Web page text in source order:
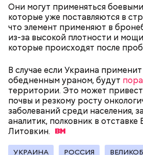
Они могут применяться
которые уже поставляются в
что элемент применяют в
из-за высокой плотности и
которые происходят после
В случае если Украина
обедненным ураном, будут
территории. Это может
почвы и резкому росту
заболеваний среди населения,
аналитик, полковник в отставке
Литовкин.
УКРАИНА РОССИЯ
— Для группы из пяти человек
обойдется в пределах 340
(около 10311 рублей по ЦБ РФ — п
уточнил он.
Он заметил, что в мире
ситуация с точки зрения
массового уничтожения.
сохранения природы тоже стоят